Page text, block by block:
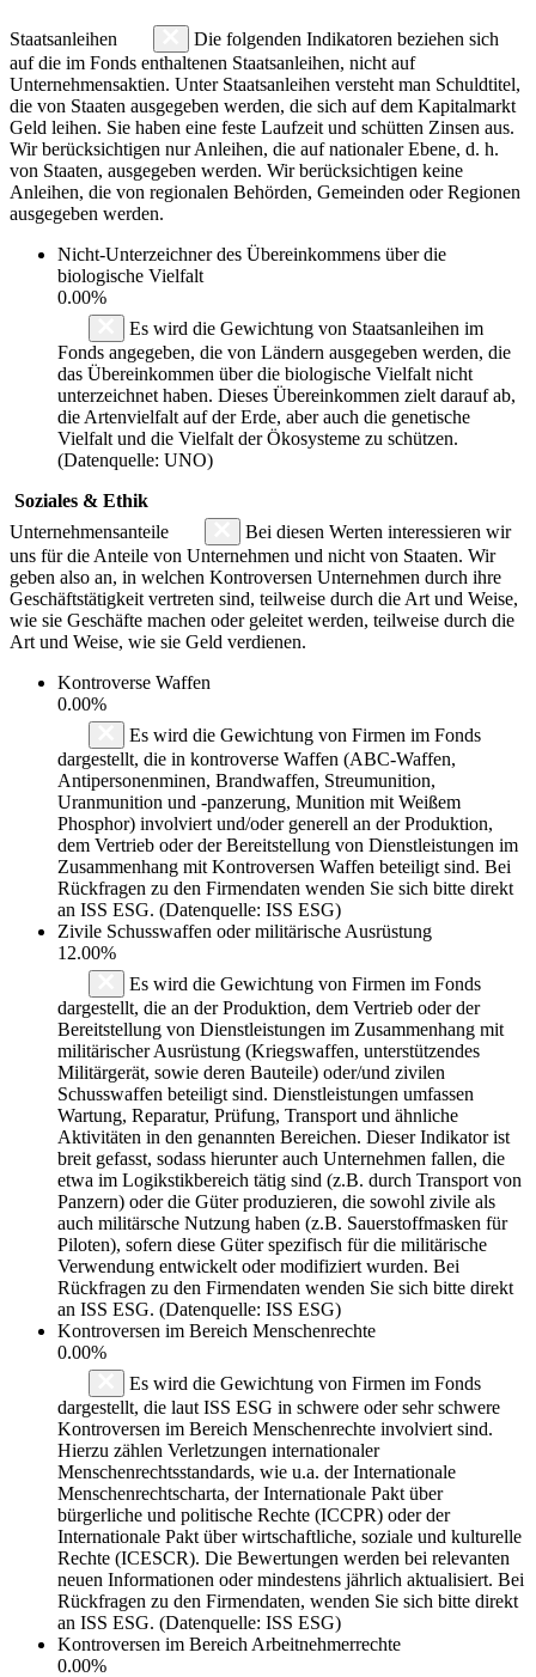
Staatsanleihen
Die folgenden Indikatoren beziehen sich
auf die im Fonds enthaltenen Staatsanleihen, nicht auf
Unternehmensaktien. Unter Staatsanleihen versteht man Schuldtitel,
die von Staaten ausgegeben werden, die sich auf dem Kapitalmarkt
Geld leihen. Sie haben eine feste Laufzeit und schütten Zinsen aus.
Wir berücksichtigen nur Anleihen, die auf nationaler Ebene, d. h.
von Staaten, ausgegeben werden. Wir berücksichtigen keine
Anleihen, die von regionalen Behörden, Gemeinden oder Regionen
ausgegeben werden.
Nicht-Unterzeichner des Übereinkommens über die
biologische Vielfalt
0.00%
Es wird die Gewichtung von Staatsanleihen im
Fonds angegeben, die von Ländern ausgegeben werden, die
das Übereinkommen über die biologische Vielfalt nicht
unterzeichnet haben. Dieses Übereinkommen zielt darauf ab,
die Artenvielfalt auf der Erde, aber auch die genetische
Vielfalt und die Vielfalt der Ökosysteme zu schützen.
(Datenquelle: UNO)
Soziales & Ethik
Unternehmensanteile
Bei diesen Werten interessieren wir
uns für die Anteile von Unternehmen und nicht von Staaten. Wir
geben also an, in welchen Kontroversen Unternehmen durch ihre
Geschäftstätigkeit vertreten sind, teilweise durch die Art und Weise,
wie sie Geschäfte machen oder geleitet werden, teilweise durch die
Art und Weise, wie sie Geld verdienen.
Kontroverse Waffen
0.00%
Es wird die Gewichtung von Firmen im Fonds
dargestellt, die in kontroverse Waffen (ABC-Waffen,
Antipersonenminen, Brandwaffen, Streumunition,
Uranmunition und -panzerung, Munition mit Weißem
Phosphor) involviert und/oder generell an der Produktion,
dem Vertrieb oder der Bereitstellung von Dienstleistungen im
Zusammenhang mit Kontroversen Waffen beteiligt sind. Bei
Rückfragen zu den Firmendaten wenden Sie sich bitte direkt
an ISS ESG. (Datenquelle: ISS ESG)
Zivile Schusswaffen oder militärische Ausrüstung
12.00%
Es wird die Gewichtung von Firmen im Fonds
dargestellt, die an der Produktion, dem Vertrieb oder der
Bereitstellung von Dienstleistungen im Zusammenhang mit
militärischer Ausrüstung (Kriegswaffen, unterstützendes
Militärgerät, sowie deren Bauteile) oder/und zivilen
Schusswaffen beteiligt sind. Dienstleistungen umfassen
Wartung, Reparatur, Prüfung, Transport und ähnliche
Aktivitäten in den genannten Bereichen. Dieser Indikator ist
breit gefasst, sodass hierunter auch Unternehmen fallen, die
etwa im Logikstikbereich tätig sind (z.B. durch Transport von
Panzern) oder die Güter produzieren, die sowohl zivile als
auch militärsche Nutzung haben (z.B. Sauerstoffmasken für
Piloten), sofern diese Güter spezifisch für die militärische
Verwendung entwickelt oder modifiziert wurden. Bei
Rückfragen zu den Firmendaten wenden Sie sich bitte direkt
an ISS ESG. (Datenquelle: ISS ESG)
Kontroversen im Bereich Menschenrechte
0.00%
Es wird die Gewichtung von Firmen im Fonds
dargestellt, die laut ISS ESG in schwere oder sehr schwere
Kontroversen im Bereich Menschenrechte involviert sind.
Hierzu zählen Verletzungen internationaler
Menschenrechtsstandards, wie u.a. der Internationale
Menschenrechtscharta, der Internationale Pakt über
bürgerliche und politische Rechte (ICCPR) oder der
Internationale Pakt über wirtschaftliche, soziale und kulturelle
Rechte (ICESCR). Die Bewertungen werden bei relevanten
neuen Informationen oder mindestens jährlich aktualisiert. Bei
Rückfragen zu den Firmendaten, wenden Sie sich bitte direkt
an ISS ESG. (Datenquelle: ISS ESG)
Kontroversen im Bereich Arbeitnehmerrechte
0.00%